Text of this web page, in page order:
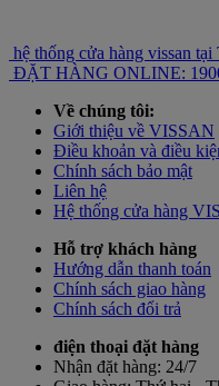
hệ thống cửa hàng vissan
ĐẶT HÀNG ONLINE:
Về chúng tôi:
Giới thiệu về VISSAN
Điều khoản và điều
Chính sách bảo mật
Liên hệ
Hệ thống cửa hàng
Hỗ trợ khách hàng
Hướng dẫn thanh toán
Chính sách giao hàng
Chính sách đổi trả
điện thoại đặt hàng
Nhận đặt hàng: 24/7